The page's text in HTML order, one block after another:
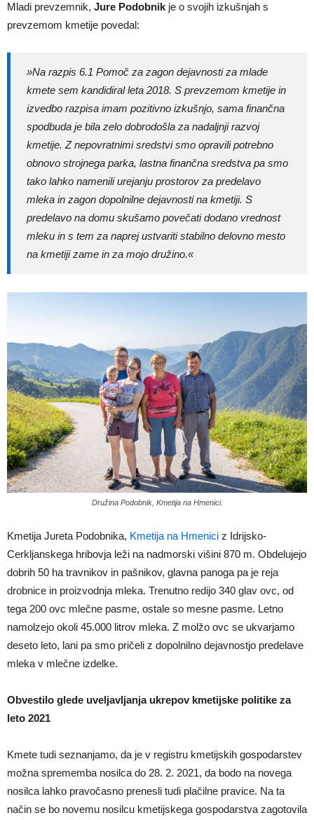
Mladi prevzemnik, Jure Podobnik je o svojih izkušnjah s
prevzemom kmetije povedal:
»Na razpis 6.1 Pomoč za zagon dejavnosti za mlade
kmete sem kandidiral leta 2018. S prevzemom kmetije in
izvedbo razpisa imam pozitivno izkušnjo, sama finančna
spodbuda je bila zelo dobrodošla za nadaljnji razvoj
kmetije. Z nepovratnimi sredstvi smo opravili potrebno
obnovo strojnega parka, lastna finančna sredstva pa smo
tako lahko namenili urejanju prostorov za predelavo
mleka in zagon dopolnilne dejavnosti na kmetiji. S
predelavo na domu skušamo povečati dodano vrednost
mleku in s tem za naprej ustvariti stabilno delovno mesto
na kmetiji zame in za mojo družino.«
Družina Podobnik, Kmetija na Hmenici.
Kmetija Jureta Podobnika, Kmetija na Hmenici z Idrijsko-
Cerkljanskega hribovja leži na nadmorski višini 870 m. Obdelujejo
dobrih 50 ha travnikov in pašnikov, glavna panoga pa je reja
drobnice in proizvodnja mleka. Trenutno redijo 340 glav ovc, od
tega 200 ovc mlečne pasme, ostale so mesne pasme. Letno
namolzejo okoli 45.000 litrov mleka. Z molžo ovc se ukvarjamo
deseto leto, lani pa smo pričeli z dopolnilno dejavnostjo predelave
mleka v mlečne izdelke.
Obvestilo glede uveljavljanja ukrepov kmetijske politike za
leto 2021
Kmete tudi seznanjamo, da je v registru kmetijskih gospodarstev
možna sprememba nosilca do 28. 2. 2021, da bodo na novega
nosilca lahko pravočasno prenesli tudi plačilne pravice. Na ta
način se bo novemu nosilcu kmetijskega gospodarstva zagotovila